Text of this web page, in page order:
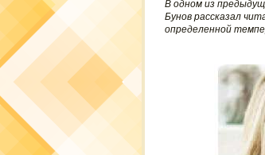
В одном из
Бунов рассказал
определенной